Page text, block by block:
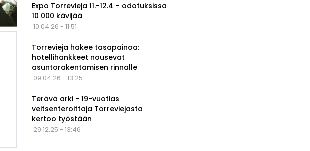
Expo Torrevieja 11.-12.4 – odotuksissa
10 000 kävijää
10.04.26 - 11:51
Torrevieja hakee tasapainoa:
hotellihankkeet nousevat
asuntorakentamisen rinnalle
09.04.26 - 13:25
Terävä arki - 19-vuotias
veitsenteroittaja Torreviejasta
kertoo työstään
29.12.25 - 13:46